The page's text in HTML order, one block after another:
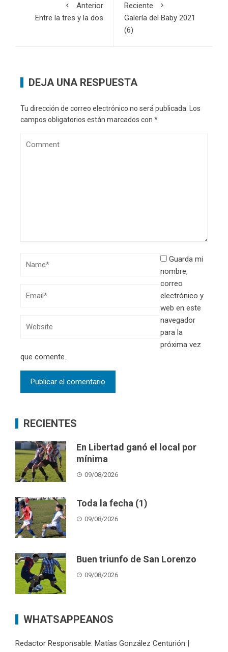
Anterior
Entre la tres y la dos
Reciente
Galería del Baby 2021
(6)
DEJA UNA RESPUESTA
Tu dirección de correo electrónico no será publicada.
Los
campos obligatorios están marcados con *
Guarda mi
nombre,
correo
electrónico y
web en este
navegador
para la
próxima vez
que comente.
RECIENTES
En Libertad ganó el local por
mínima
09/08/2026
Toda la fecha (1)
09/08/2026
Buen triunfo de San Lorenzo
09/08/2026
WHATSAPPEANOS
Redactor Responsable: Matías González Centurión |